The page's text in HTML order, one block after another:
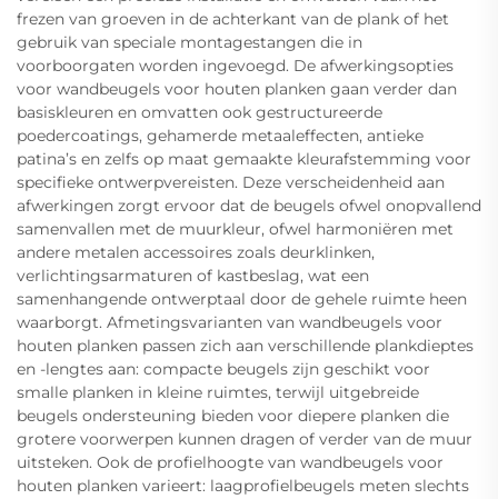
frezen van groeven in de achterkant van de plank of het
gebruik van speciale montagestangen die in
voorboorgaten worden ingevoegd. De afwerkingsopties
voor wandbeugels voor houten planken gaan verder dan
basiskleuren en omvatten ook gestructureerde
poedercoatings, gehamerde metaaleffecten, antieke
patina’s en zelfs op maat gemaakte kleurafstemming voor
specifieke ontwerpvereisten. Deze verscheidenheid aan
afwerkingen zorgt ervoor dat de beugels ofwel onopvallend
samenvallen met de muurkleur, ofwel harmoniëren met
andere metalen accessoires zoals deurklinken,
verlichtingsarmaturen of kastbeslag, wat een
samenhangende ontwerptaal door de gehele ruimte heen
waarborgt. Afmetingsvarianten van wandbeugels voor
houten planken passen zich aan verschillende plankdieptes
en -lengtes aan: compacte beugels zijn geschikt voor
smalle planken in kleine ruimtes, terwijl uitgebreide
beugels ondersteuning bieden voor diepere planken die
grotere voorwerpen kunnen dragen of verder van de muur
uitsteken. Ook de profielhoogte van wandbeugels voor
houten planken varieert: laagprofielbeugels meten slechts